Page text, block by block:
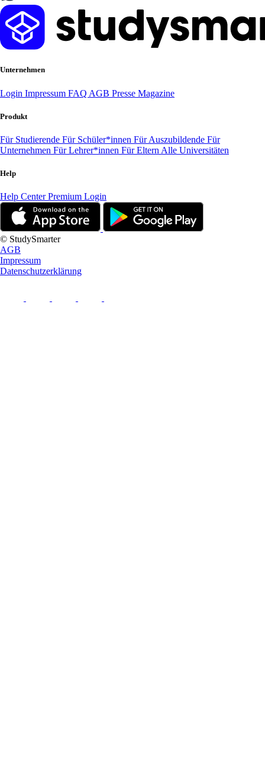
Unternehmen
Login Impressum FAQ AGB Presse Magazine
Produkt
Für Studierende Für Schüler*innen Für Auszubildende Für
Unternehmen Für Lehrer*innen Für Eltern Alle Universitäten
Help
Help CenterPremium Login
© StudySmarter
AGB
Impressum
Datenschutzerklärung